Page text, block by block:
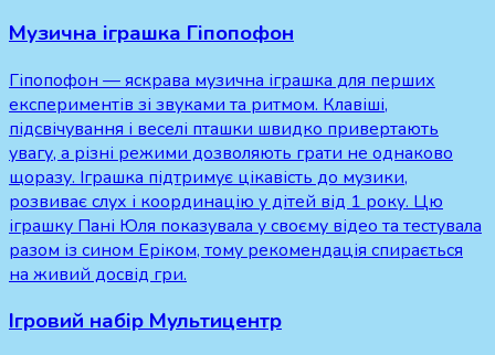
Музична іграшка Гіпопофон
Гіпопофон — яскрава музична іграшка для перших
експериментів зі звуками та ритмом. Клавіші,
підсвічування і веселі пташки швидко привертають
увагу, а різні режими дозволяють грати не однаково
щоразу. Іграшка підтримує цікавість до музики,
розвиває слух і координацію у дітей від 1 року. Цю
іграшку Пані Юля показувала у своєму відео та тестувала
разом із сином Еріком, тому рекомендація спирається
на живий досвід гри.
Ігровий набір Мультицентр